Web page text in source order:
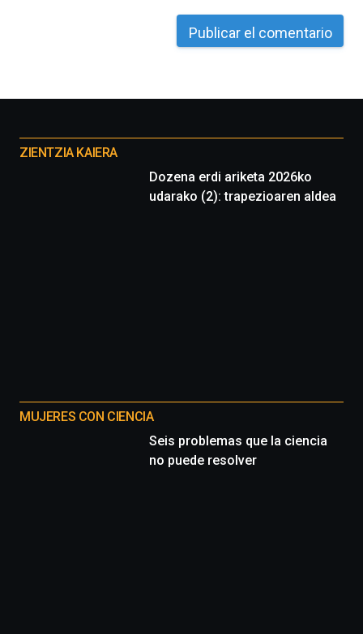
proyectos
ZIENTZIA KAIERA
Dozena erdi ariketa 2026ko
udarako (2): trapezioaren aldea
MUJERES CON CIENCIA
Seis problemas que la ciencia
no puede resolver